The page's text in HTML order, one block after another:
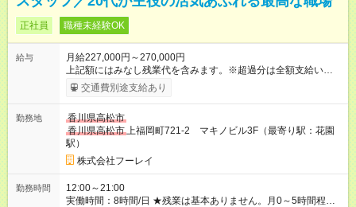
正社員 職種未経験OK
給与
月給227,000円～270,000円
上記額にはみなし残業代を含みます。※超過分は全額支給いたし
ます。 みなし残業代 33,750円 ～ 40,500円／月 みなし残業時
間 23.7時間／月 ＼報奨金＋各種手当アリ♪／ 報奨金は実績を正
について＞ 未経験入社3ヶ月で30万円（月収50万円以上）、1年
で60万円（月収80万円以上）を支給されているスタッフもいま
す。頑張ったら頑張った分だけお給料に還元される仕組みが整
えられています。 〈社員の年収例〉 年収365万円/月給：26万円
+賞与（入社1年目・22歳） 年収429万円/月給：31万円+賞与
（入社2年目・24歳） 年収654万円/月給：39万円+賞与（入社6
年目・33歳） 【試用期間】試用期間あり 試用期間の長さ：2ヶ
交通費別途支給あり
勤務地
香川県高松市
香川県高松市上福岡町721-2 マキノビル3F（最寄り駅：花園
駅）
株式会社フーレイ
勤務時間
12:00～21:00
実働時間：8時間/日 ★残業は基本ありません。月0～5時間程度